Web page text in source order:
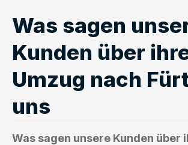
Was sagen
Kunden über
Umzug nach
uns
Was sagen unsere Kunden über